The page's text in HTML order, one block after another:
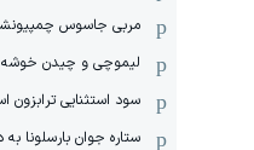
مربی جاسوس
لیموچی و چیدن خوشه
سود استثنایی ترابزون
ستاره جوان بارسلونا